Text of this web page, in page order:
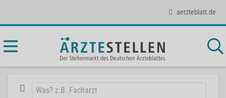
aerzteblatt.de